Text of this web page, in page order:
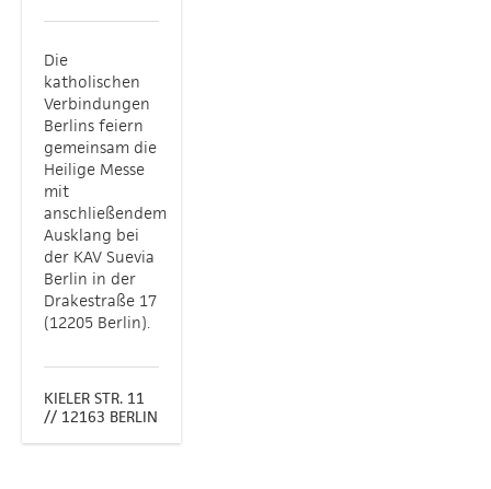
Die
katholischen
Verbindungen
Berlins feiern
gemeinsam die
Heilige Messe
mit
anschließendem
Ausklang bei
der KAV Suevia
Berlin in der
Drakestraße 17
(12205 Berlin).
KIELER STR. 11
// 12163 BERLIN